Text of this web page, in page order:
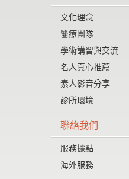
文化理念
醫療團隊
學術講習與交流
名人真心推薦
素人影音分享
診所環境
聯絡我們
服務據點
海外服務